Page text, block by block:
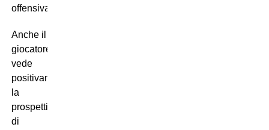
offensiva.
Anche il
giocatore
vede
positivamente
la
prospettiva
di